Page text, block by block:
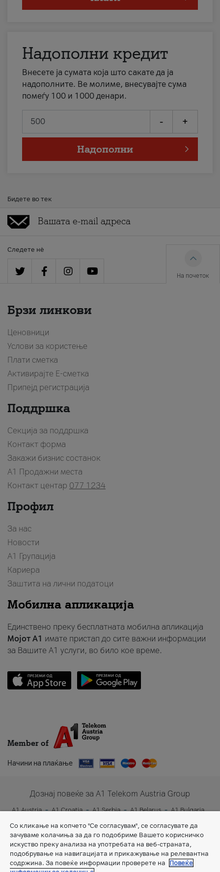
Надополни кредит
Внесете ја сумата која што сакате да ја
надополните. Ве молиме, внесувајте сума
помеѓу 100 и 1000 денари.
- +
Надополни
Бидете во тек
Следете нè
На почеток
Брзи линкови
Ценовници
Услови за користење
Плати сметка
Активирајте Е-сметка
Припејд регистрација
Поддршка
Секција за поддршка
Контакт форма
Закажи бизнис состанок
A1 Продажни места
Контакт центар 077 1234
Профил
За нас
Новости
А1 Групација
Кариера
Заштита на лични податоци
Мобилна апликација
Единствено преку бесплатната мобилна апликација
Мојот A1 имате пристап до сите важни информации
за Вашите A1 услуги, во било кое време.
Member of
Начини на плаќање
Дознај повеќе за A1 Telekom Austria Group
A1 Austria A1 Croatia A1 Serbia A1 Belarus
A1 Bulgaria
Со кликање на копчето "Се согласувам", се согласувате да
зачуваме колачиња за да го подобриме Вашето корисничко
искуство преку анализа на употребата на веб-страната,
подобрување на навигацијата и прикажување на релевантна
содржина. За повеќе информации проверете на
Повеќе